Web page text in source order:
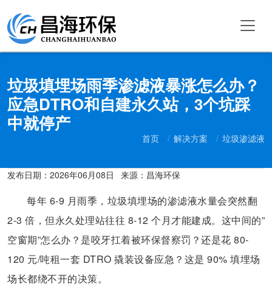
垃圾填埋场雨季渗滤液暴涨怎么办？
应急DTRO和自建永久站，3个坑踩
中就停产
首页 解决方案 垃圾渗滤液
发布日期： 2026年06月08日 来源：昌海环保
每年 6-9 月雨季，垃圾填埋场的渗滤液水量会突然翻
2-3 倍，但永久处理站往往 8-12 个月才能建成。这中间的”
空窗期”怎么办？是咬牙扛着被环保督察罚？还是花 80-
120 元/吨租一套 DTRO 撬装设备应急？这是 90% 填埋场
场长都绕不开的决策。